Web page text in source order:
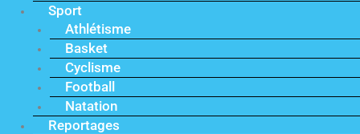
Sport
Athlétisme
Basket
Cyclisme
Football
Natation
Reportages